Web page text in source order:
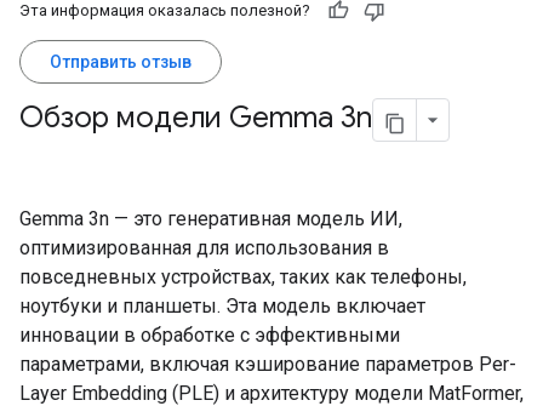
Эта информация оказалась полезной?
Отправить отзыв
Обзор модели Gemma 3n
Gemma 3n — это генеративная модель ИИ,
оптимизированная для использования в
повседневных устройствах, таких как телефоны,
ноутбуки и планшеты. Эта модель включает
инновации в обработке с эффективными
параметрами, включая кэширование параметров Per-
Layer Embedding (PLE) и архитектуру модели MatFormer,